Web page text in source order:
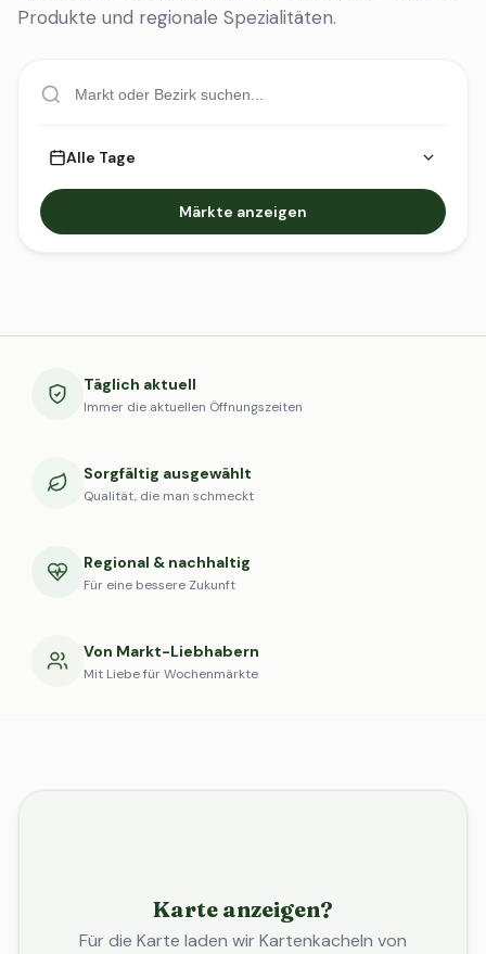
Produkte und regionale Spezialitäten.
Alle Tage
Märkte anzeigen
Täglich aktuell
Immer die aktuellen Öffnungszeiten
Sorgfältig ausgewählt
Qualität, die man schmeckt
Regional & nachhaltig
Für eine bessere Zukunft
Von Markt-Liebhabern
Mit Liebe für Wochenmärkte
Karte anzeigen?
Für die Karte laden wir Kartenkacheln von